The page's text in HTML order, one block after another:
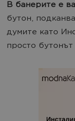
В банерите е
бутон,
думите като
просто бутонът